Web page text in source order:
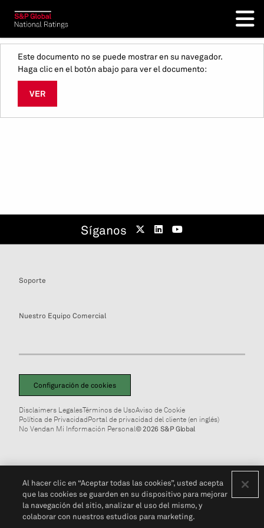
Este documento no se puede mostrar en su navegador.
Haga clic en el botón abajo para ver el documento:
VER
Síganos
Soporte
Nuestro Equipo Comercial
Configuración de cookies
Disclaimers LegalesTérminos de UsoAviso de Cookie
Política de PrivacidadPortal de privacidad del cliente (en inglés)
No Vendan Mi Información Personal© 2026 S&P Global
Al hacer clic en “Aceptar todas las cookies”, usted acepta
que las cookies se guarden en su dispositivo para mejorar
la navegación del sitio, analizar el uso del mismo, y
colaborar con nuestros estudios para marketing.